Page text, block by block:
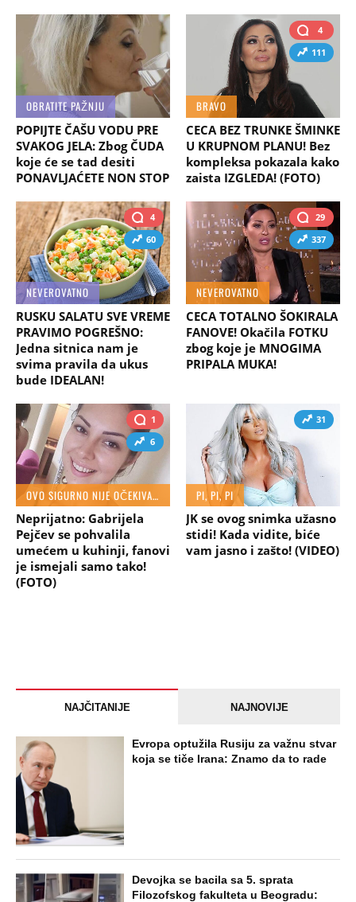
OBRATITE PAŽNJU
POPIJTE ČAŠU VODU PRE
SVAKOG JELA: Zbog ČUDA
koje će se tad desiti
PONAVLJAĆETE NON STOP
4
111
BRAVO
CECA BEZ TRUNKE ŠMINKE
U KRUPNOM PLANU! Bez
kompleksa pokazala kako
zaista IZGLEDA! (FOTO)
4
60
NEVEROVATNO
RUSKU SALATU SVE VREME
PRAVIMO POGREŠNO:
Jedna sitnica nam je
svima pravila da ukus
bude IDEALAN!
29
337
NEVEROVATNO
CECA TOTALNO ŠOKIRALA
FANOVE! Okačila FOTKU
zbog koje je MNOGIMA
PRIPALA MUKA!
1
6
OVO SIGURNO NIJE OČEKIVALA
Neprijatno: Gabrijela
Pejčev se pohvalila
umećem u kuhinji, fanovi
je ismejali samo tako!
(FOTO)
31
PI, PI, PI
JK se ovog snimka užasno
stidi! Kada vidite, biće
vam jasno i zašto! (VIDEO)
NAJČITANIJE NAJNOVIJE
Evropa optužila Rusiju za važnu stvar
koja se tiče Irana: Znamo da to rade
Devojka se bacila sa 5. sprata
Filozofskog fakulteta u Beogradu: